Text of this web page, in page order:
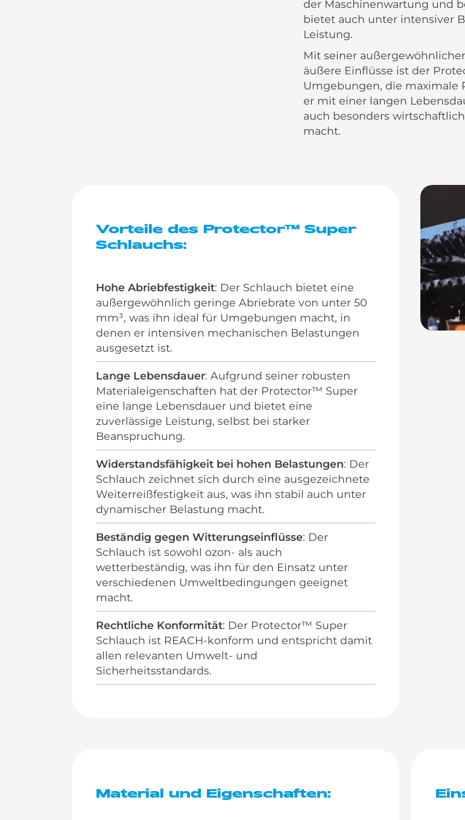
der Maschinenwartung und
bietet auch unter intensiver
Leistung.
Mit seiner
äußere Einflüsse ist der
Umgebungen, die maximale
er mit einer langen
auch besonders
macht.
Vorteile des Protector™ Super
Schlauchs:
Hohe Abriebfestigkeit: Der Schlauch bietet eine
außergewöhnlich geringe Abriebrate von unter 50
mm³, was ihn ideal für Umgebungen macht, in
denen er intensiven mechanischen Belastungen
ausgesetzt ist.
Lange Lebensdauer: Aufgrund seiner robusten
Materialeigenschaften hat der Protector™ Super
eine lange Lebensdauer und bietet eine
zuverlässige Leistung, selbst bei starker
Beanspruchung.
Widerstandsfähigkeit bei hohen Belastungen: Der
Schlauch zeichnet sich durch eine ausgezeichnete
Weiterreißfestigkeit aus, was ihn stabil auch unter
dynamischer Belastung macht.
Beständig gegen Witterungseinflüsse: Der
Schlauch ist sowohl ozon- als auch
wetterbeständig, was ihn für den Einsatz unter
verschiedenen Umweltbedingungen geeignet
macht.
Rechtliche Konformität: Der Protector™ Super
Schlauch ist REACH-konform und entspricht damit
allen relevanten Umwelt- und
Sicherheitsstandards.
Material und Eigenschaften: